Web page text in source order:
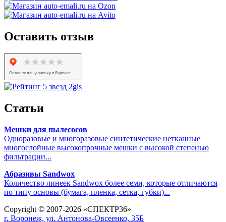
Оставить отзыв
Статьи
Мешки для пылесосов
Одноразовые и многоразовые синтетические нетканные
многослойные высокопрочные мешки с высокой степенью
фильтрации...
Абразивы Sandwox
Количество линеек Sandwox более семи, которые отличаются
по типу основы (бумага, пленка, сетка, губки)...
Copyright © 2007-2026 «СПЕКТР36»
г. Воронеж, ул. Антонова-Овсеенко, 35Б